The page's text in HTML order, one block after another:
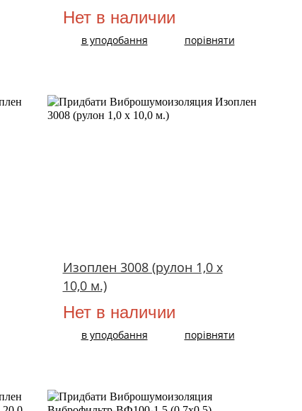
Нет в наличии
в уподобання порівняти
Изоплен 3008 (рулон 1,0 х
10,0 м.)
Нет в наличии
в уподобання порівняти